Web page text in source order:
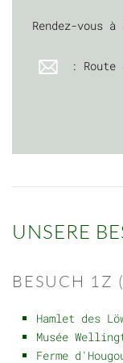
Rendez-vous
: Route
UNSERE
BESUCH 1Z
Hamlet des
Musée
Ferme